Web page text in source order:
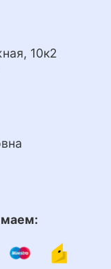
10к2